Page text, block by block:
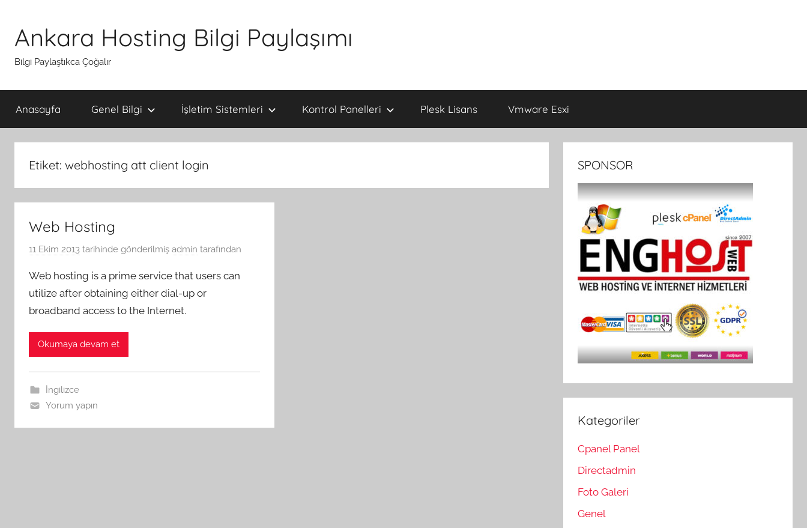
Ankara Hosting Bilgi Paylaşımı
Bilgi Paylaştıkca Çoğalır
Anasayfa Genel Bilgi İşletim Sistemleri Kontrol Panelleri Plesk Lisans Vmware Esxi
Etiket: webhosting att client login
Web Hosting
11 Ekim 2013 tarihinde gönderilmiş admin tarafından
Web hosting is a prime service that users can
utilize after obtaining either dial-up or
broadband access to the Internet.
Okumaya devam et
İngilizce
Yorum yapın
SPONSOR
Kategoriler
Cpanel Panel
Directadmin
Foto Galeri
Genel